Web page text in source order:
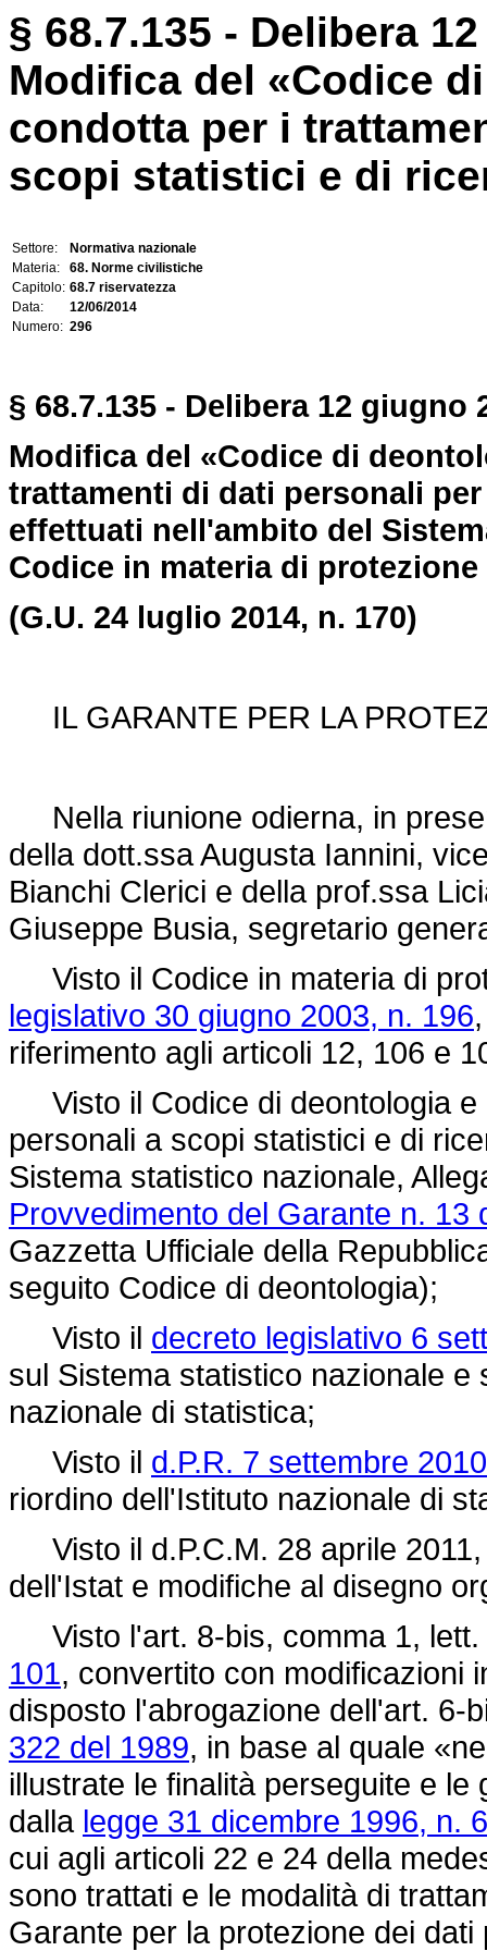
§ 68.7.135 - Delibera
Modifica del «Codice
condotta per i
scopi statistici e di
Settore:
Normativa nazionale
Materia:
68. Norme civilistiche
Capitolo: 68.7 riservatezza
Data:
12/06/2014
Numero: 296
§ 68.7.135 - Delibera 12 giugno
Modifica del «Codice di
trattamenti di dati personali
effettuati nell'ambito del
Codice in materia di
(G.U. 24 luglio 2014, n. 170)
IL GARANTE PER LA
Nella riunione odierna, in
della dott.ssa Augusta Iannini,
Bianchi Clerici e della prof.ssa
Giuseppe Busia, segretario
Visto il Codice in materia di
legislativo 30 giugno 2003, n. 196
riferimento agli articoli 12, 106 e
Visto il Codice di deontologia e
personali a scopi statistici e di
Sistema statistico nazionale,
Provvedimento del Garante n. 13
Gazzetta Ufficiale della
seguito Codice di deontologia);
Visto il decreto legislativo 6
sul Sistema statistico nazionale
nazionale di statistica;
Visto il d.P.R. 7 settembre
riordino dell'Istituto nazionale di
Visto il d.P.C.M. 28 aprile
dell'Istat e modifiche al disegno
Visto l'art. 8-bis, comma 1,
101, convertito con modificazioni
disposto l'abrogazione dell'art. 6-
322 del 1989, in base al quale
illustrate le finalità perseguite e
dalla legge 31 dicembre 1996, n.
cui agli articoli 22 e 24 della
sono trattati e le modalità di
Garante per la protezione dei dati